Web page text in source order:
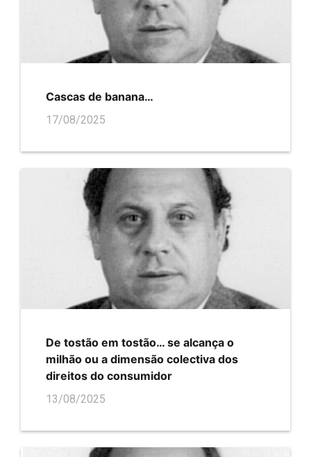
Cascas de banana…
17/08/2025
De tostão em tostão… se alcança o
milhão ou a dimensão colectiva dos
direitos do consumidor
13/08/2025